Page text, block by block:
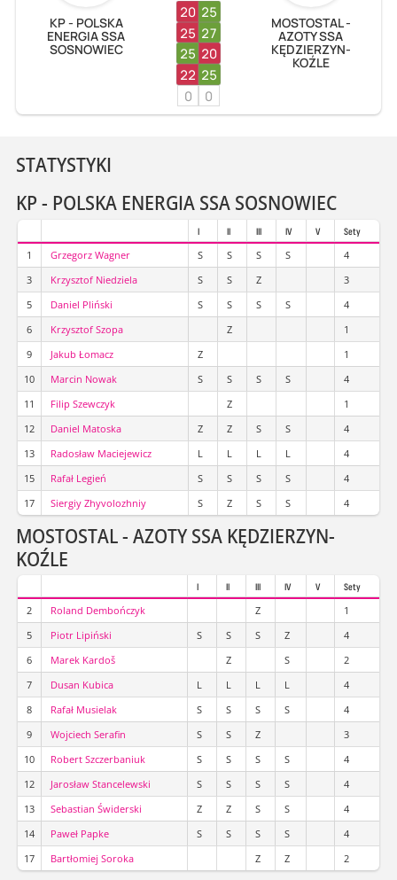
KP - POLSKA
ENERGIA SSA
SOSNOWIEC
20 25
25 27
25 20
22 25
0
0
MOSTOSTAL -
AZOTY SSA
KĘDZIERZYN-
KOŹLE
STATYSTYKI
KP - POLSKA ENERGIA SSA SOSNOWIEC
I II III IV V Sety
1 Grzegorz Wagner S S S S
4
3
Krzysztof Niedziela S S Z
3
5
Daniel Pliński S S S S
4
6
Krzysztof Szopa Z
1
9
Jakub Łomacz Z
1
10
Marcin Nowak S S S S
4
11
Filip Szewczyk Z
1
12
Daniel Matoska Z Z S S
4
13
Radosław Maciejewicz L L L L
4
15
Rafał Legień S S S S
4
17
Siergiy Zhyvolozhniy S Z S S 4
MOSTOSTAL - AZOTY SSA KĘDZIERZYN-
KOŹLE
I II III IV V Sety
2 Roland Dembończyk Z
1
5
Piotr Lipiński S S S Z
4
6
Marek Kardoš Z S
2
7
Dusan Kubica L L L L
4
8
Rafał Musielak S S S S
4
9
Wojciech Serafin S S Z
3
10
Robert Szczerbaniuk S S S S
4
12
Jarosław Stancelewski S S S S
4
13
Sebastian Świderski Z Z S S
4
14
Paweł Papke S S S S
4
17
Bartłomiej Soroka Z Z 2